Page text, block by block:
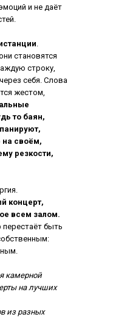
и не даёт
.
становятся
строку,
себя. Слова
жестом,
то баян,
на своём,
резкости,
концерт,
всем залом.
быть
камерной
на лучших
из разных